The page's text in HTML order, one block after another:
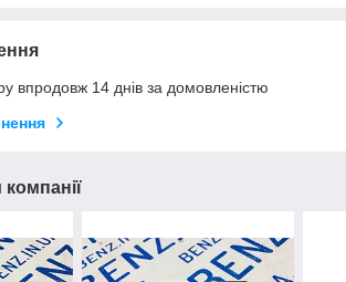
впродовж 14 днів за домовленістю
компанії